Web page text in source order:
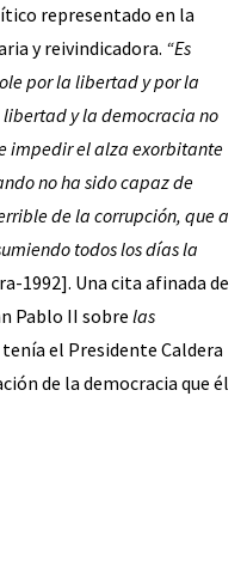
representado en la
y reivindicadora. “Es
por la libertad y por la
y la democracia no
impedir el alza exorbitante
no ha sido capaz de
de la corrupción, que a
todos los días la
1992]. Una cita afinada de
Pablo II sobre las
tenía el Presidente Caldera
de la democracia que él